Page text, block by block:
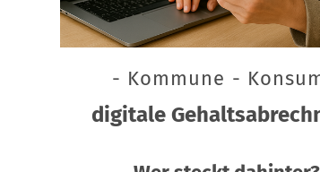
- Kommune -
digitale